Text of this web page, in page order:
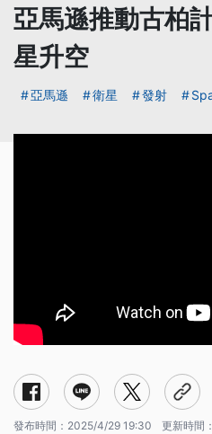
亞馬遜推動古柏
星升空
亞馬遜 衛星 發射
發布時間： 2025/4/29 19:30 更新時間：